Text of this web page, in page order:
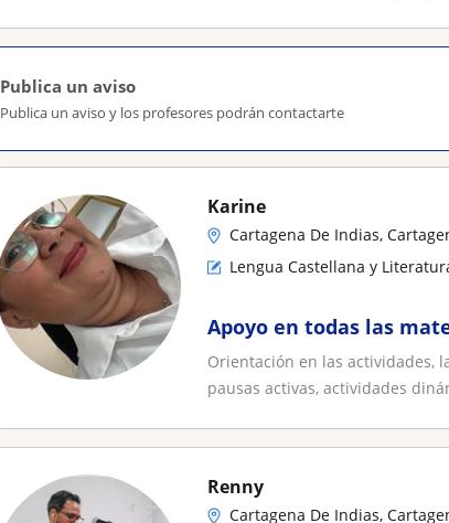
Publica un aviso
Publica un aviso y los profesores podrán contactarte
Karine
Cartagena De Indias,
Lengua Castellana y
Apoyo en todas las
Orientación en las actividades,
pausas activas, actividades
Renny
Cartagena De Indias,